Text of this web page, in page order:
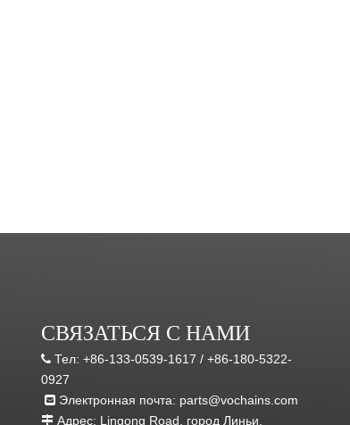
СВЯЗАТЬСЯ С НАМИ
 Тел: +86-133-0539-1617 / +86-180-5322-
0927
 Электронная почта: parts@vochains.com
 Адрес: Lingong Road, город Линьи,